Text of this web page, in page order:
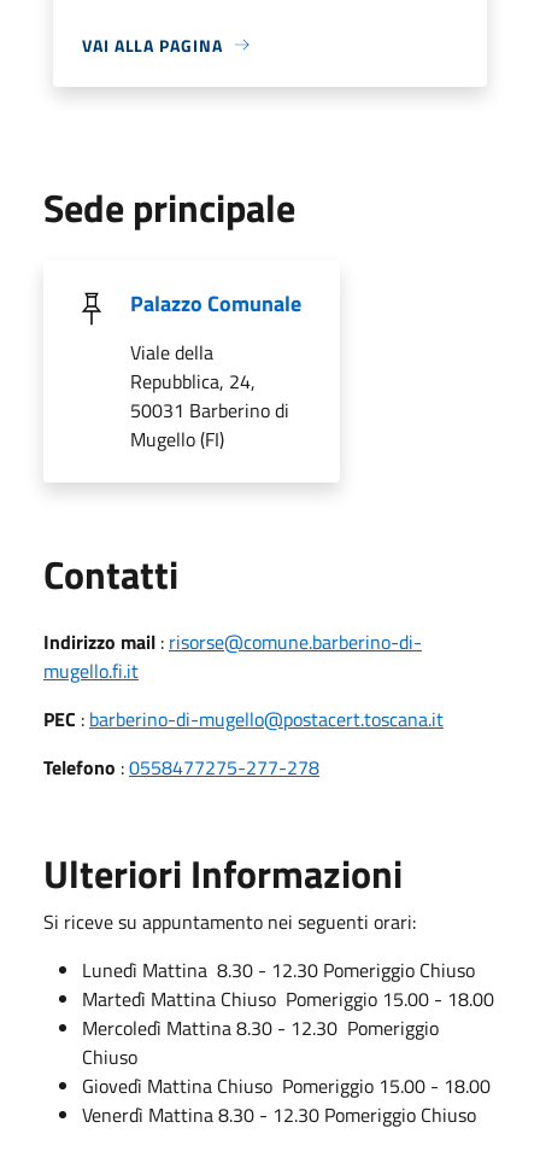
VAI ALLA PAGINA
Sede principale
Palazzo Comunale
Viale della
Repubblica, 24,
50031 Barberino di
Mugello (FI)
Contatti
Indirizzo mail : risorse@comune.barberino-di-
mugello.fi.it
PEC : barberino-di-mugello@postacert.toscana.it
Telefono :0558477275-277-278
Ulteriori Informazioni
Si riceve su appuntamento nei seguenti orari:
Lunedì Mattina 8.30 - 12.30 Pomeriggio Chiuso
Martedì Mattina Chiuso Pomeriggio 15.00 - 18.00
Mercoledì Mattina 8.30 - 12.30 Pomeriggio
Chiuso
Giovedì Mattina Chiuso Pomeriggio 15.00 - 18.00
Venerdì Mattina 8.30 - 12.30 Pomeriggio Chiuso